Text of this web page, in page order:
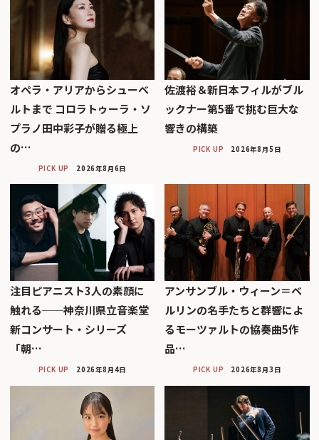
オペラ・アリアからシューベ
ルトまで コロラトゥーラ・ソ
プラノ田中彩子が贈る極上
の…
PICK UP 2026年8月6日
佐渡裕＆新日本フィルがブル
ックナー第5番で挑む巨大な
響きの構築
PICK UP 2026年8月5日
注目ピアニスト3人の素顔に
触れる──神奈川県立音楽堂
新コンサート・シリーズ
「朝…
PICK UP 2026年8月4日
アンサンブル・ウィーン＝ベ
ルリンの名手たちと群響によ
るモーツァルトの協奏曲5作
品…
PICK UP 2026年8月3日